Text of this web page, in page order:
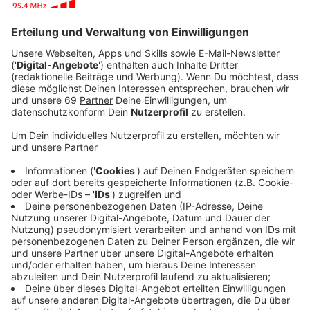
Der 26-Jährige aus Pleasantville/New York ist seit
wenigen Jahren erst im Musikgeschäft, hat sich
spätestens 2023 einen Namen gemacht. Ambor tourt
zurzeit durch Europa, macht daher auch einen Halt bei
uns - zum Gespräch bei uns im Studio. Moderator
Sascha Fassbender hat mit Ambor über seine
erfolgreiche Single "Belong Together", die vor allem
bei TikTok viral gegangen ist und seine ersten
Eindrücke in Deutschland gesprochen. Außerdem gab
es noch eine kleine Runde "entweder, oder" bei der wir
erfahren, ob Mark lieber salzig oder süß ist und für
welche Küste der USA sein Herz schlägt.
Anzeige